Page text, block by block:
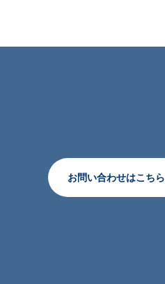
お問い合わせはこちら